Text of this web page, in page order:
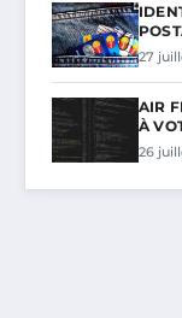
27
AIR
À
26